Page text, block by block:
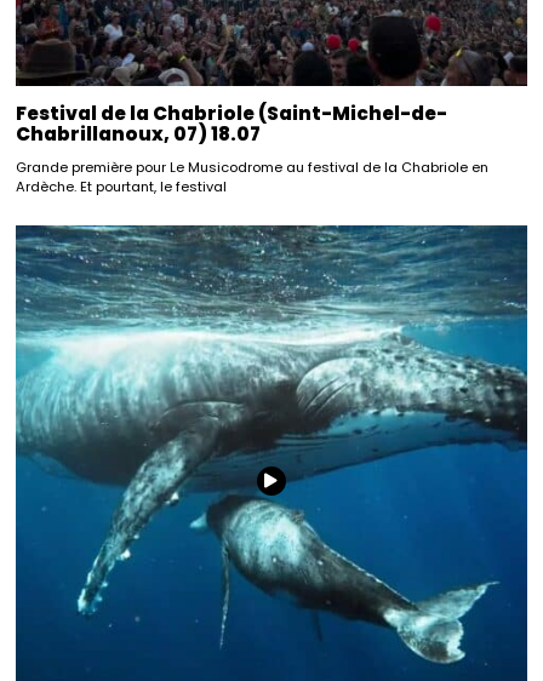
Festival de la Chabriole (Saint-Michel-de-
Chabrillanoux, 07) 18.07
Grande première pour Le Musicodrome au festival de la Chabriole en
Ardèche. Et pourtant, le festival